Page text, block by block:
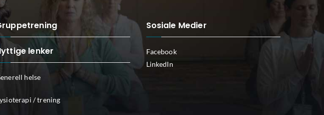
lenker
helse
/ trening
Sosiale Medier
Facebook
LinkedIn